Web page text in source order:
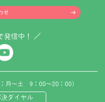
せ
発信中！ ／
月～土 9：00～20：00）
ダイヤル